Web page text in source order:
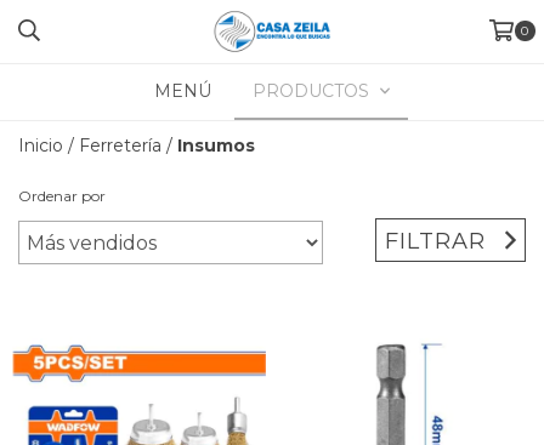
0
MENÚ PRODUCTOS
Inicio / Ferretería / Insumos
Ordenar por
FILTRAR